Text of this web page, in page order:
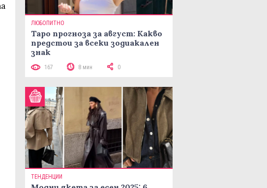
ЛЮБОПИТНО
Таро прогноза за август: Какво
предстои за всеки зодиакален
знак
167 8 мин 0
ТЕНДЕНЦИИ